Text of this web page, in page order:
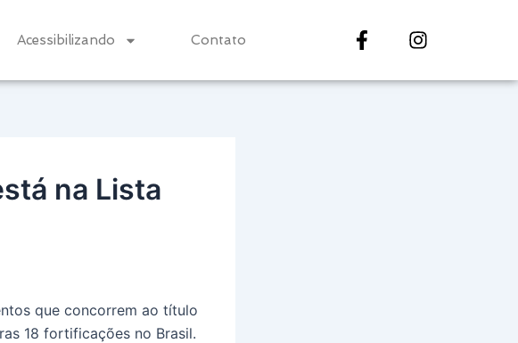
Acessibilizando Contato
na Lista
que concorrem ao título
18 fortificações no Brasil.